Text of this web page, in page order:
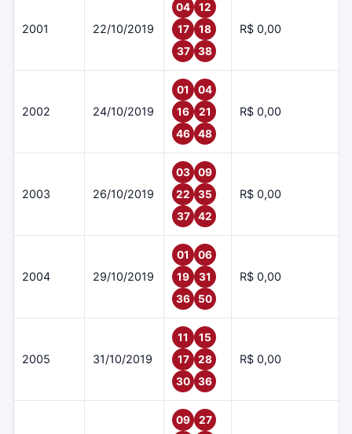
2001 22/10/2019
04
12
17
18
37
38
R$ 0,00
2002 24/10/2019
01
04
16
21
46
48
R$ 0,00
2003 26/10/2019
03
09
22
35
37
42
R$ 0,00
2004 29/10/2019
01
06
19
31
36
50
R$ 0,00
2005 31/10/2019
11
15
17
28
30
36
R$ 0,00
09
27